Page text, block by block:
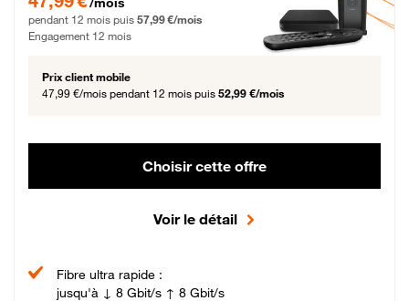
pendant 12 mois puis 57,99 €/mois
Engagement 12 mois
Prix client mobile
47,99 €/mois pendant 12 mois puis 52,99 €/mois
Choisir cette offre
Voir le détail
Fibre ultra rapide :
jusqu'à ↓ 8 Gbit/s ↑ 8 Gbit/s